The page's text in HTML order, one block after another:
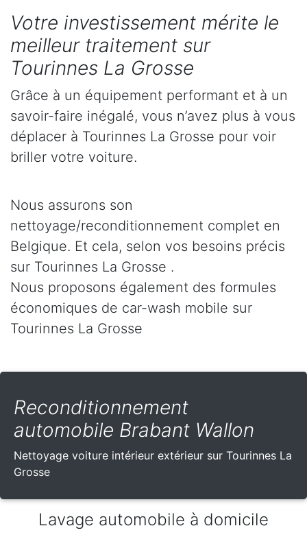
Votre investissement mérite le
meilleur traitement sur
Tourinnes La Grosse
Grâce à un équipement performant et à un
savoir-faire inégalé, vous n’avez plus à vous
déplacer à Tourinnes La Grosse pour voir
briller votre voiture.
Nous assurons son
nettoyage/reconditionnement complet en
Belgique. Et cela, selon vos besoins précis
sur Tourinnes La Grosse .
Nous proposons également des formules
économiques de car-wash mobile sur
Tourinnes La Grosse
Reconditionnement
automobile Brabant Wallon
Nettoyage voiture intérieur extérieur sur Tourinnes La
Grosse
Lavage automobile à domicile